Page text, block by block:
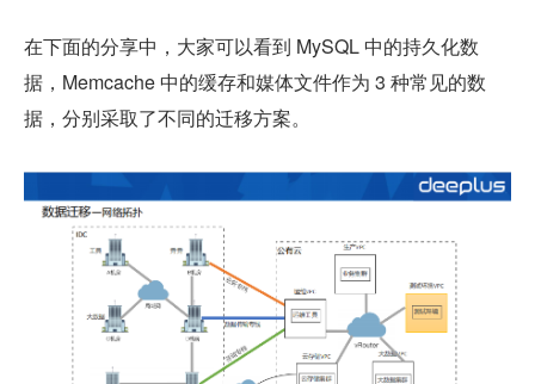
在下面的分享中，大家可以看到 MySQL 中的持久化数
据，Memcache 中的缓存和媒体文件作为 3 种常见的数
据，分别采取了不同的迁移方案。